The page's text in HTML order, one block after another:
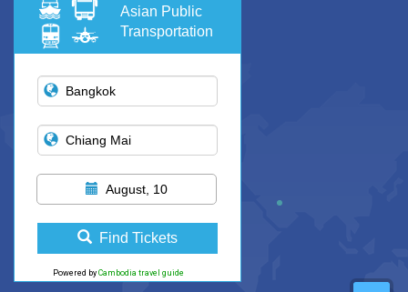
Asian Public
Transportation
August, 10
Find Tickets
Powered by Cambodia travel guide